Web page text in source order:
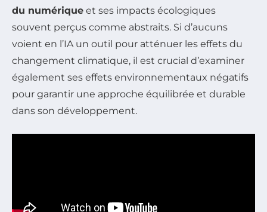
du numérique et ses impacts écologiques
souvent perçus comme abstraits. Si d’aucuns
voient en l’IA un outil pour atténuer les effets du
changement climatique, il est crucial d’examiner
également ses effets environnementaux négatifs
pour garantir une approche équilibrée et durable
dans son développement.